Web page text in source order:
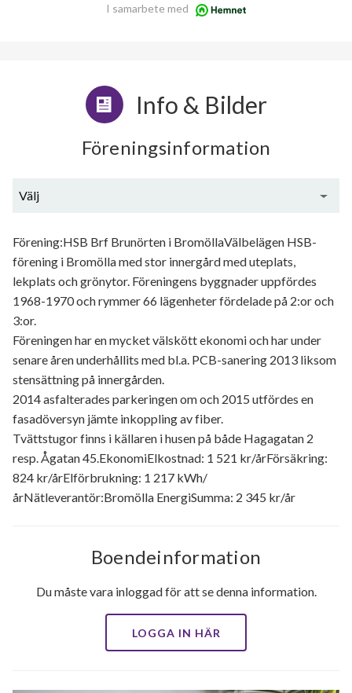
I samarbete med
Info & Bilder
Föreningsinformation
Välj
Förening:HSB Brf Brunörten i BromöllaVälbelägen HSB-
förening i Bromölla med stor innergård med uteplats,
lekplats och grönytor. Föreningens byggnader uppfördes
1968-1970 och rymmer 66 lägenheter fördelade på 2:or och
3:or.
Föreningen har en mycket välskött ekonomi och har under
senare åren underhållits med bl.a. PCB-sanering 2013 liksom
stensättning på innergården.
2014 asfalterades parkeringen om och 2015 utfördes en
fasadöversyn jämte inkoppling av fiber.
Tvättstugor finns i källaren i husen på både Hagagatan 2
resp. Ågatan 45.EkonomiElkostnad: 1 521 kr/årFörsäkring:
824 kr/årElförbrukning: 1 217 kWh/
årNätleverantör:Bromölla EnergiSumma: 2 345 kr/år
Boendeinformation
Du måste vara inloggad för att se denna information.
LOGGA IN HÄR